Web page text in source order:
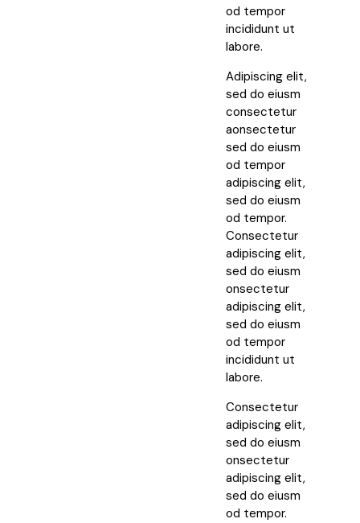
od tempor
incididunt ut
labore.
Adipiscing elit,
sed do eiusm
consectetur
aonsectetur
sed do eiusm
od tempor
adipiscing elit,
sed do eiusm
od tempor.
Consectetur
adipiscing elit,
sed do eiusm
onsectetur
adipiscing elit,
sed do eiusm
od tempor
incididunt ut
labore.
Consectetur
adipiscing elit,
sed do eiusm
onsectetur
adipiscing elit,
sed do eiusm
od tempor.